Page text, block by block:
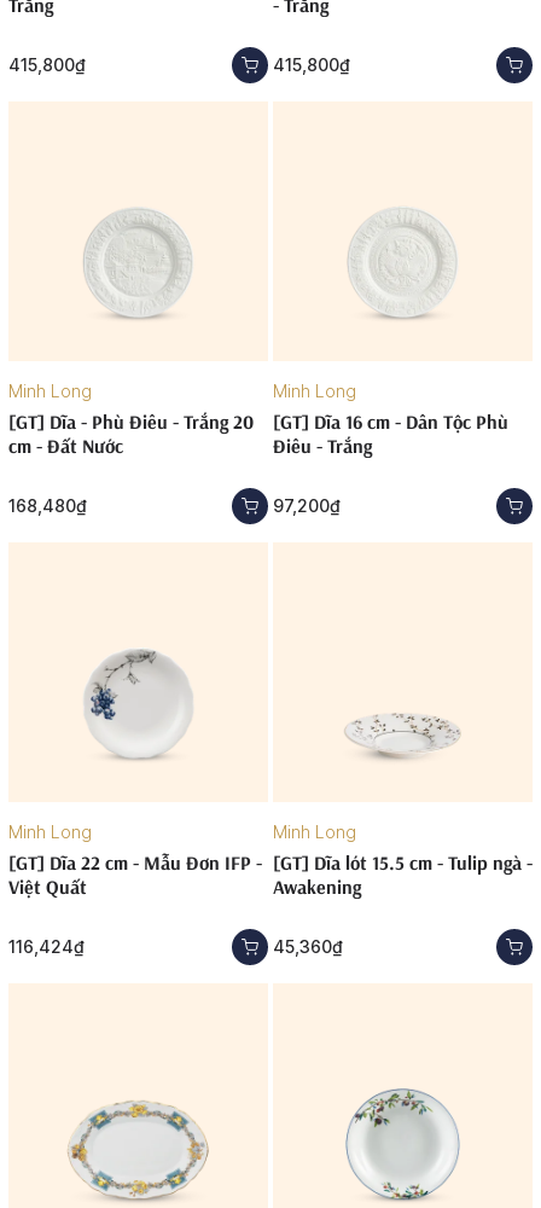
Trắng
415,800₫
- Trắng
415,800₫
Minh Long
[GT] Dĩa - Phù Điêu - Trắng 20
cm - Đất Nước
168,480₫
Minh Long
[GT] Dĩa 16 cm - Dân Tộc Phù
Điêu - Trắng
97,200₫
Minh Long
[GT] Dĩa 22 cm - Mẫu Đơn IFP -
Việt Quất
116,424₫
Minh Long
[GT] Dĩa lót 15.5 cm - Tulip ngà -
Awakening
45,360₫